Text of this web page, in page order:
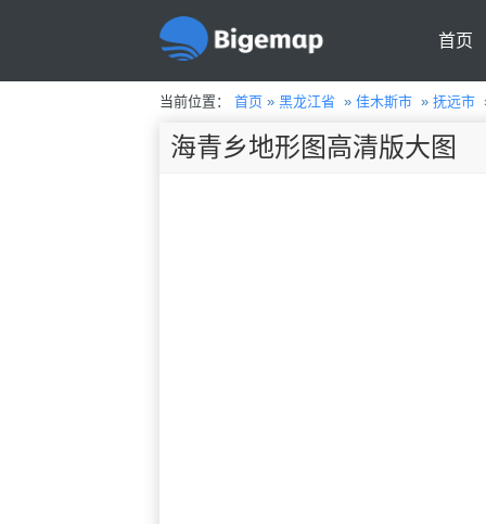
首页
当前位置： 首页» 黑龙江省 » 佳木斯市» 抚远市
海青乡地形图高清版大图